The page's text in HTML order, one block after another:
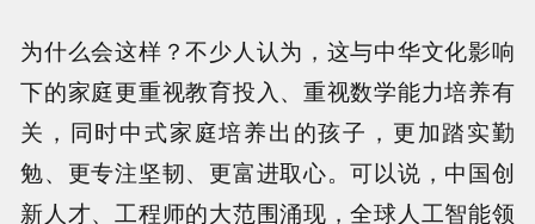
为什么会这样？不少人认为，这与中华文化影响
下的家庭更重视教育投入、重视数学能力培养有
关，同时中式家庭培养出的孩子，更加踏实勤
勉、更专注坚韧、更富进取心。可以说，中国创
新人才、工程师的大范围涌现，全球人工智能领